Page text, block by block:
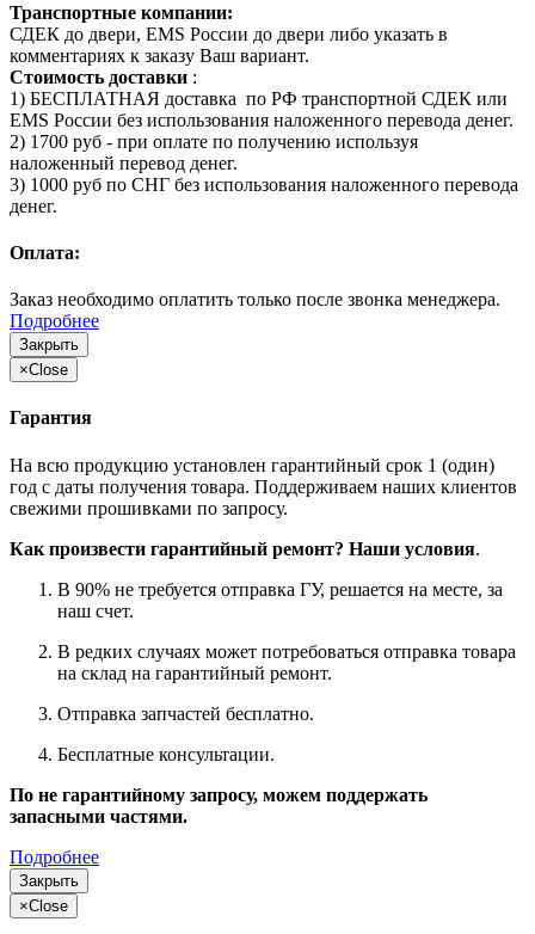
Транспортные компании:
СДЕК до двери, EMS России до двери либо указать в
комментариях к заказу Ваш вариант.
Стоимость доставки :
1) БЕСПЛАТНАЯ доставка по РФ транспортной СДЕК или
EMS России без использования наложенного перевода денег.
2) 1700 руб - при оплате по получению используя
наложенный перевод денег.
3) 1000 руб по СНГ без использования наложенного перевода
денег.
Оплата:
Заказ необходимо оплатить только после звонка менеджера.
Подробнее
Закрыть
×Close
Гарантия
На всю продукцию установлен гарантийный срок 1 (один)
год с даты получения товара. Поддерживаем наших клиентов
свежими прошивками по запросу.
Как произвести гарантийный ремонт? Наши условия.
В 90% не требуется отправка ГУ, решается на месте, за
наш счет.
В редких случаях может потребоваться отправка товара
на склад на гарантийный ремонт.
Отправка запчастей бесплатно.
Бесплатные консультации.
По не гарантийному запросу, можем поддержать
запасными частями.
Подробнее
Закрыть
×Close